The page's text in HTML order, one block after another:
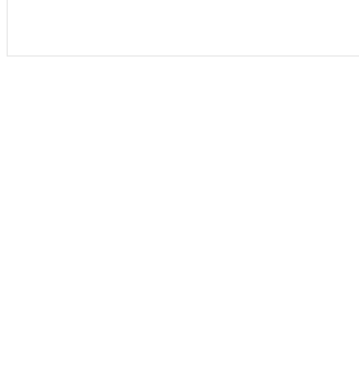
气动系